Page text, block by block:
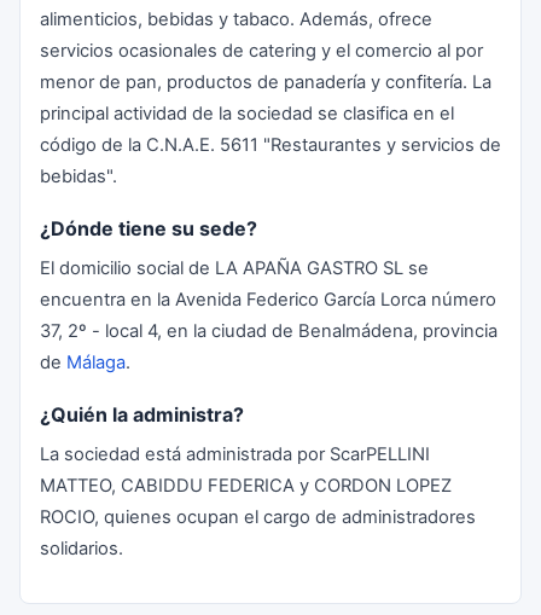
alimenticios, bebidas y tabaco. Además, ofrece
servicios ocasionales de catering y el comercio al por
menor de pan, productos de panadería y confitería. La
principal actividad de la sociedad se clasifica en el
código de la C.N.A.E. 5611 "Restaurantes y servicios de
bebidas".
¿Dónde tiene su sede?
El domicilio social de LA APAÑA GASTRO SL se
encuentra en la Avenida Federico García Lorca número
37, 2º - local 4, en la ciudad de Benalmádena, provincia
de Málaga.
¿Quién la administra?
La sociedad está administrada por ScarPELLINI
MATTEO, CABIDDU FEDERICA y CORDON LOPEZ
ROCIO, quienes ocupan el cargo de administradores
solidarios.